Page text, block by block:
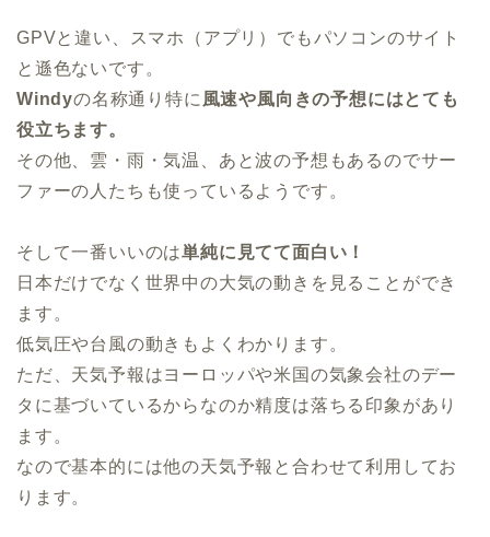
GPVと違い、スマホ（アプリ）でもパソコンのサイト
と遜色ないです。
Windyの名称通り特に風速や風向きの予想にはとても
役立ちます。
その他、雲・雨・気温、あと波の予想もあるのでサー
ファーの人たちも使っているようです。
そして一番いいのは単純に見てて面白い！
日本だけでなく世界中の大気の動きを見ることができ
ます。
低気圧や台風の動きもよくわかります。
ただ、天気予報はヨーロッパや米国の気象会社のデー
タに基づいているからなのか精度は落ちる印象があり
ます。
なので基本的には他の天気予報と合わせて利用してお
ります。